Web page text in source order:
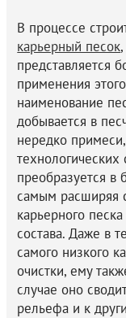
В процессе
карьерный песок
представляется
применения
наименование
добывается в
нередко
преобразуется в
самым расширяя
карьерного
состава. Даже в
самого низкого
очистки, ему
случае оно
рельефа и к